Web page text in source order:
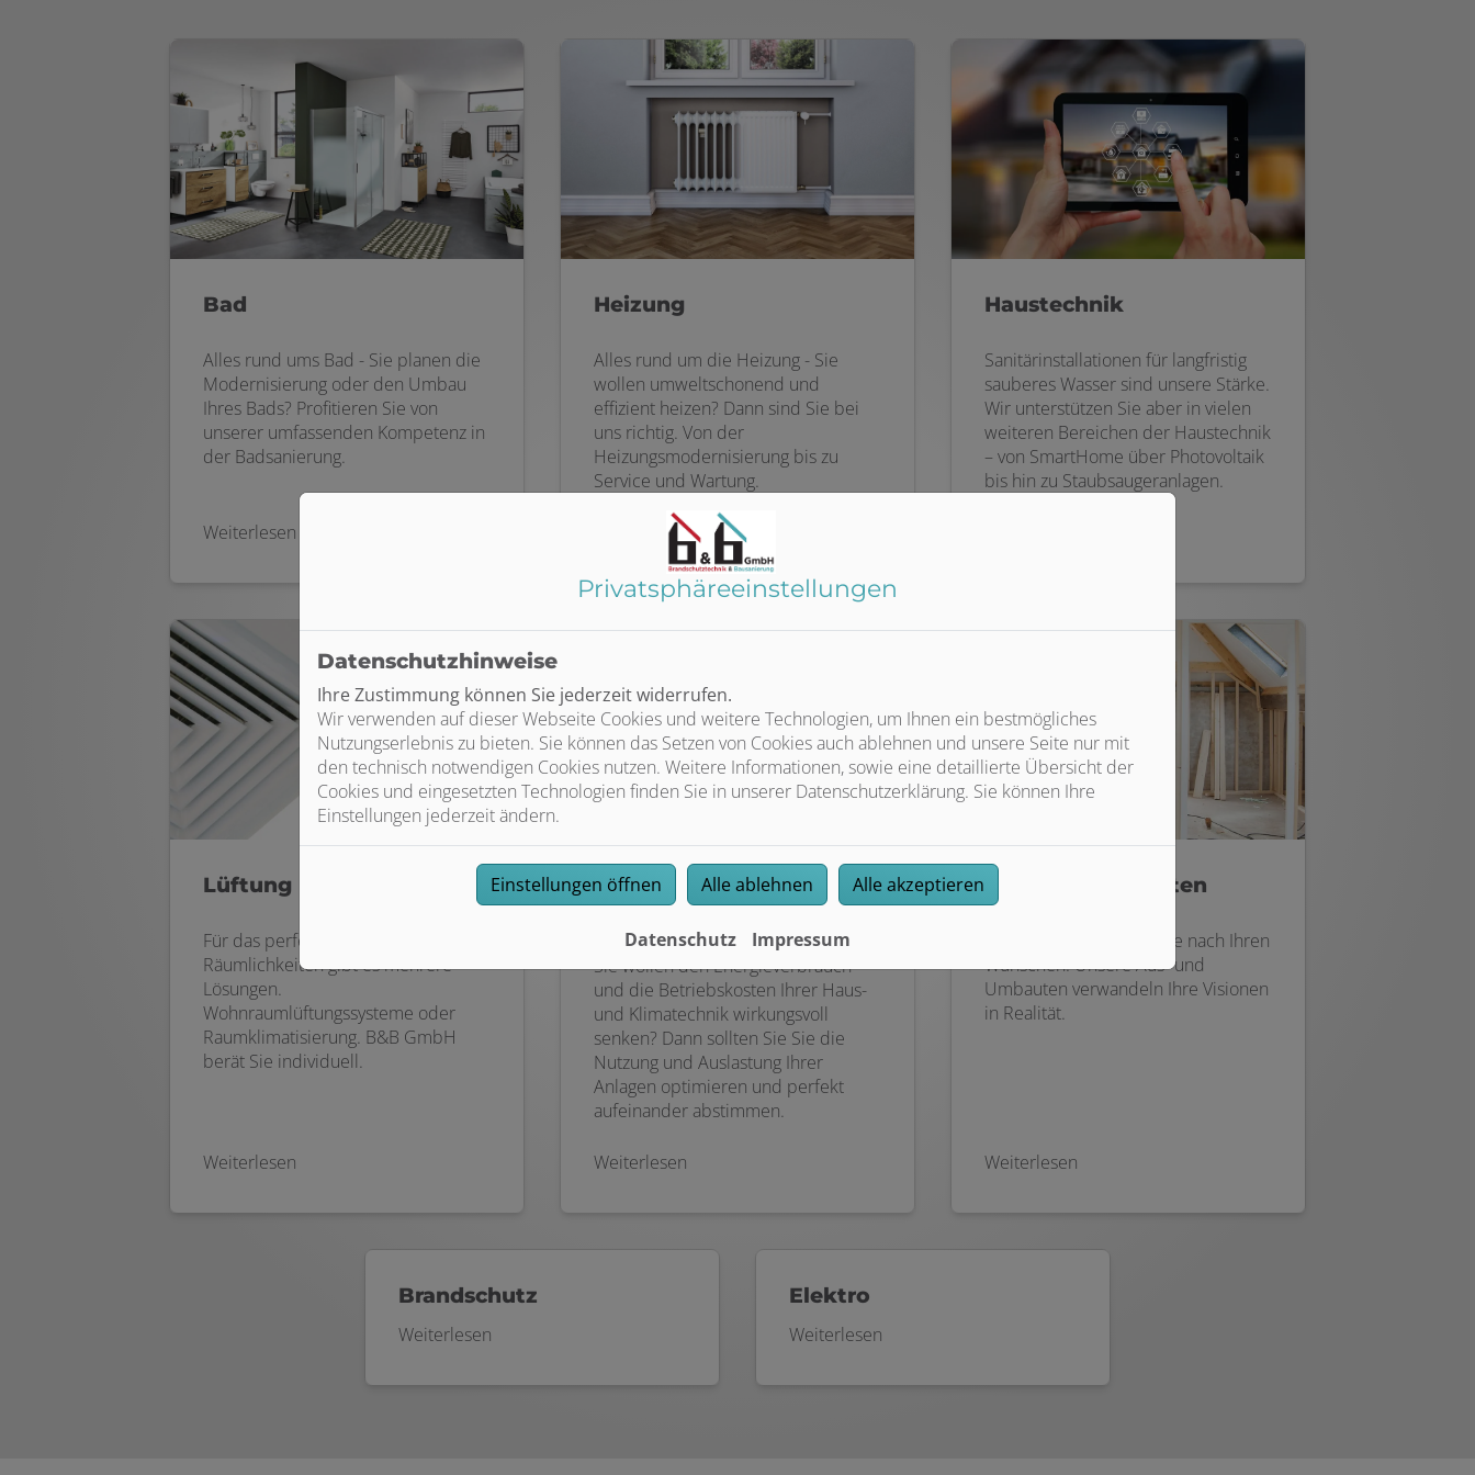
Bad
Alles rund ums Bad - Sie planen die
Modernisierung oder den Umbau
Ihres Bads? Profitieren Sie von
unserer umfassenden Kompetenz in
der Badsanierung.
Weiterlesen
Heizung
Alles rund um die Heizung - Sie
wollen umweltschonend und
effizient heizen? Dann sind Sie bei
uns richtig. Von der
Heizungsmodernisierung bis zu
Service und Wartung.
Weiterlesen
Haustechnik
Sanitärinstallationen für langfristig
sauberes Wasser sind unsere Stärke.
Wir unterstützen Sie aber in vielen
weiteren Bereichen der Haustechnik
– von SmartHome über Photovoltaik
bis hin zu Staubsaugeranlagen.
Lüftung
Für das perfekte Klima in Ihren
Räumlichkeiten gibt es mehrere
Lösungen.
Wohnraumlüftungssysteme oder
Raumklimatisierung. B&B GmbH
berät Sie individuell.
Weiterlesen
Intelligente
Gebäudesteuerung
Sie wollen den Energieverbrauch
und die Betriebskosten Ihrer Haus-
und Klimatechnik wirkungsvoll
senken? Dann sollten Sie Sie die
Nutzung und Auslastung Ihrer
Anlagen optimieren und perfekt
aufeinander abstimmen.
Weiterlesen
Aus- und Umbauten
Gestalten Sie Ihr Zuhause nach Ihren
Wünschen. Unsere Aus- und
Umbauten verwandeln Ihre Visionen
in Realität.
Weiterlesen
Brandschutz
Weiterlesen
Elektro
Weiterlesen
Privatsphäre­einstellungen
Datenschutzhinweise
Ihre Zustimmung können Sie jederzeit widerrufen.
Wir verwenden auf dieser Webseite Cookies und weitere Technologien, um Ihnen ein bestmögliches
Nutzungserlebnis zu bieten. Sie können das Setzen von Cookies auch ablehnen und unsere Seite nur mit
den technisch notwendigen Cookies nutzen. Weitere Informationen, sowie eine detaillierte Übersicht der
Cookies und eingesetzten Technologien finden Sie in unserer Datenschutzerklärung. Sie können Ihre
Einstellungen jederzeit ändern.
Einstellungen öffnen Alle ablehnen Alle akzeptieren
Datenschutz Impressum